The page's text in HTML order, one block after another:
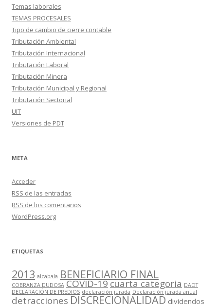
Temas laborales
TEMAS PROCESALES
Tipo de cambio de cierre contable
Tributación Ambiental
Tributación Internacional
Tributación Laboral
Tributación Minera
Tributación Municipal y Regional
Tributación Sectorial
UIT
Versiones de PDT
META
Acceder
RSS de las entradas
RSS de los comentarios
WordPress.org
ETIQUETAS
2013 alcabala BENEFICIARIO FINAL
COBRANZA DUDOSA COVID-19cuarta categoria DAOT
DECLARACIÓN DE PREDIOS declaración jurada Declaración jurada anual
detracciones DISCRECIONALIDAD dividendos